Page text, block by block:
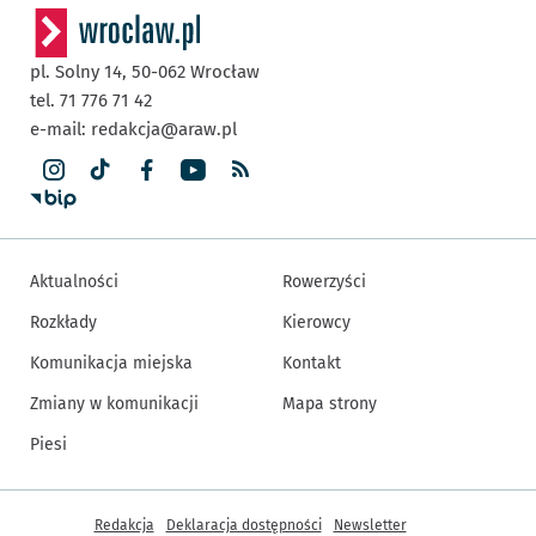
pl. Solny 14, 50-062 Wrocław
tel. 71 776 71 42
e-mail: redakcja@araw.pl
Aktualności
Rozkłady
Komunikacja miejska
Zmiany w komunikacji
Piesi
Rowerzyści
Kierowcy
Kontakt
Mapa strony
Inne informacje
Redakcja Deklaracja dostępności Newsletter